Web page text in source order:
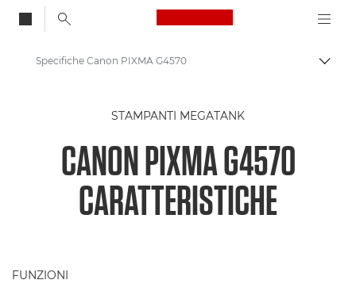
Canon Logo, back
Stampanti Canon
Stampante Canon PIXMA G4570
Specifiche Canon PIXMA G4570
STAMPANTI MEGATANK
CANON PIXMA G4570
CARATTERISTICHE
FUNZIONI